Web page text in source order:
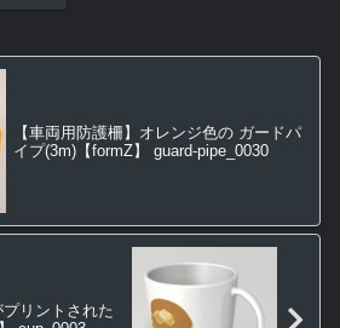
【車両用防護柵】オレンジ色の ガードパ
イプ(3m)【formZ】 guard-pipe_0030
プリントされた